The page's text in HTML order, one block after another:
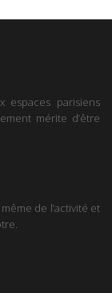
espaces parisiens
mérite d’être
de l’activité et